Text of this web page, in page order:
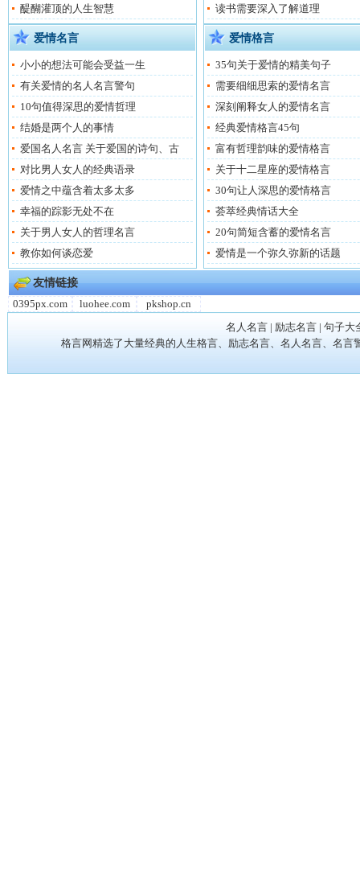
醍醐灌顶的人生智慧
读书需要深入了解道理
爱情名言
小小的想法可能会受益一生
有关爱情的名人名言警句
10句值得深思的爱情哲理
结婚是两个人的事情
爱国名人名言 关于爱国的诗句、古
对比男人女人的经典语录
爱情之中蕴含着太多太多
幸福的踪影无处不在
关于男人女人的哲理名言
教你如何谈恋爱
爱情格言
35句关于爱情的精美句子
需要细细思索的爱情名言
深刻阐释女人的爱情名言
经典爱情格言45句
富有哲理韵味的爱情格言
关于十二星座的爱情格言
30句让人深思的爱情格言
荟萃经典情话大全
20句简短含蓄的爱情名言
爱情是一个弥久弥新的话题
友情链接
0395px.com
luohee.com
pkshop.cn
名人名言 | 励志名言 | 句子大
格言网精选了大量经典的人生格言、励志名言、名人名言、名